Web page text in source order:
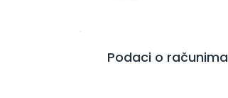
Podaci o računima